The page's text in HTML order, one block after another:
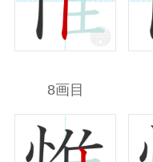
8画目